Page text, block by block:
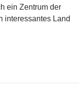
ein Zentrum der
interessantes Land
im Aufbruch